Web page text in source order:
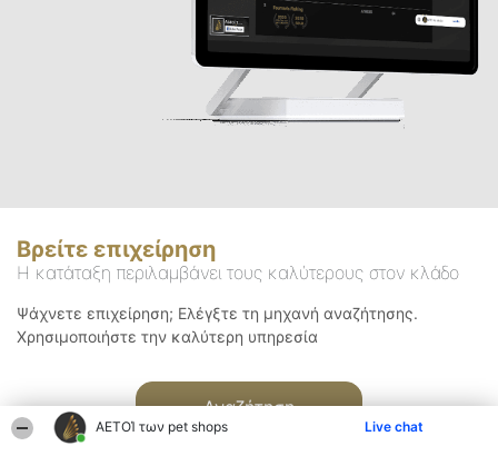
ΑΕΤΟΊ των pet shops Live chat
Βρείτε επιχείρηση
Η κατάταξη περιλαμβάνει τους καλύτερους στον κλάδο
Ψάχνετε επιχείρηση; Ελέγξτε τη μηχανή αναζήτησης.
Χρησιμοποιήστε την καλύτερη υπηρεσία
Αναζήτηση